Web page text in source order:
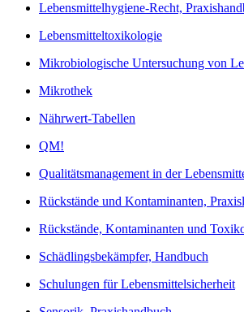
Lebensmittelhygiene-Recht,
Lebensmitteltoxikologie
Mikrobiologische Untersuchung von
Mikrothek
Nährwert-Tabellen
QM!
Qualitätsmanagement in der
Rückstände und Kontaminanten,
Rückstände, Kontaminanten und
Schädlingsbekämpfer, Handbuch
Schulungen für Lebensmittelsicherheit